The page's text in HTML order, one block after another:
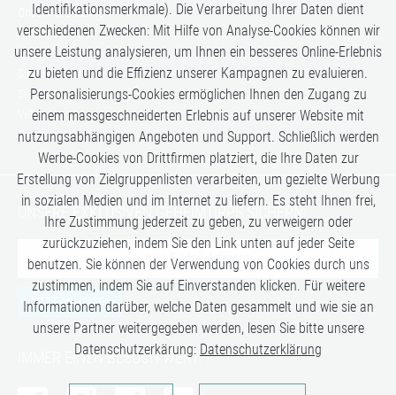
Once in a Lifetime
Romance
Safari-Erlebnisse
Simply the Best
Six Senses
Villen
Zugreisen
UNSERE EXKLUSIVEN GEHEIMTIPPS SICHERN:
JETZT ANMELDEN
IMMER EINEN BESUCH WERT:
Identifikationsmerkmale). Die Verarbeitung Ihrer Daten dient
verschiedenen Zwecken: Mit Hilfe von Analyse-Cookies können wir
unsere Leistung analysieren, um Ihnen ein besseres Online-Erlebnis
zu bieten und die Effizienz unserer Kampagnen zu evaluieren.
Personalisierungs-Cookies ermöglichen Ihnen den Zugang zu
einem massgeschneiderten Erlebnis auf unserer Website mit
nutzungsabhängigen Angeboten und Support. Schließlich werden
Werbe-Cookies von Drittfirmen platziert, die Ihre Daten zur
Erstellung von Zielgruppenlisten verarbeiten, um gezielte Werbung
in sozialen Medien und im Internet zu liefern. Es steht Ihnen frei,
Ihre Zustimmung jederzeit zu geben, zu verweigern oder
zurückzuziehen, indem Sie den Link unten auf jeder Seite
benutzen. Sie können der Verwendung von Cookies durch uns
zustimmen, indem Sie auf Einverstanden klicken. Für weitere
Informationen darüber, welche Daten gesammelt und wie sie an
unsere Partner weitergegeben werden, lesen Sie bitte unsere
Datenschutzerkärung: Datenschutzerklärung